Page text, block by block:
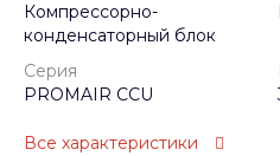
Компрессорно-
конденсаторный блок
Серия
PROMAIR CCU
Все характеристики